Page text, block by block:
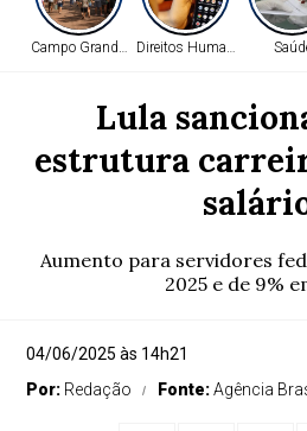
Campo Grande - MSDireitos Humanos
Lula
estrutura
Aumento para servidores
2025 e de 9%
04/06/2025 às 14h21
Por: Redação Fonte:Agência